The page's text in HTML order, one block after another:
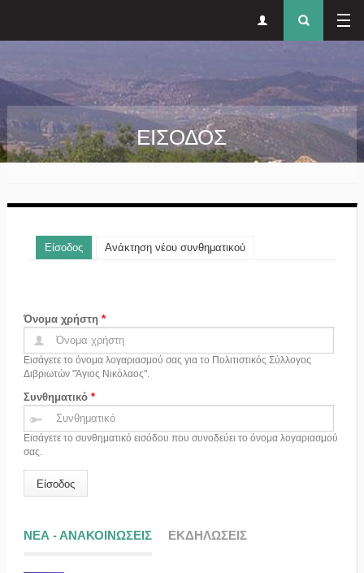
μενού
ΕΙΣΟΔΟΣ
Πρωτεύουσες καρτέλες
Είσοδος(ενεργή καρτέλα)
Ανάκτηση νέου συνθηματικού
Όνομα χρήστη *
Εισάγετε το όνομα λογαριασμού σας για το Πολιτιστικός Σύλλογος
Διβριωτών "Άγιος Νικόλαος".
Συνθηματικό *
Εισάγετε το συνθηματικό εισόδου που συνοδεύει το όνομα λογαριασμού
σας.
ΝΕΑ - ΑΝΑΚΟΙΝΩΣΕΙΣ ΕΚΔΗΛΩΣΕΙΣ